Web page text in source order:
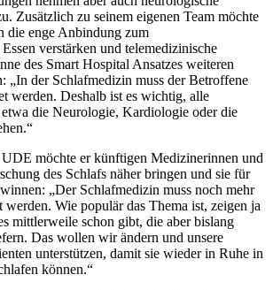
Zusätzlich zu seinem eigenen Team möchte
die enge Anbindung zum
verstärken und telemedizinische
des Smart Hospital Ansatzes weiteren
„In der Schlafmedizin muss der Betroffene
werden. Deshalb ist es wichtig, alle
die Neurologie, Kardiologie oder die
möchte er künftigen Medizinerinnen und
des Schlafs näher bringen und sie für
„Der Schlafmedizin muss noch mehr
werden. Wie populär das Thema ist, zeigen ja
mittlerweile schon gibt, die aber bislang
Das wollen wir ändern und unsere
unterstützen, damit sie wieder in Ruhe in
können.“